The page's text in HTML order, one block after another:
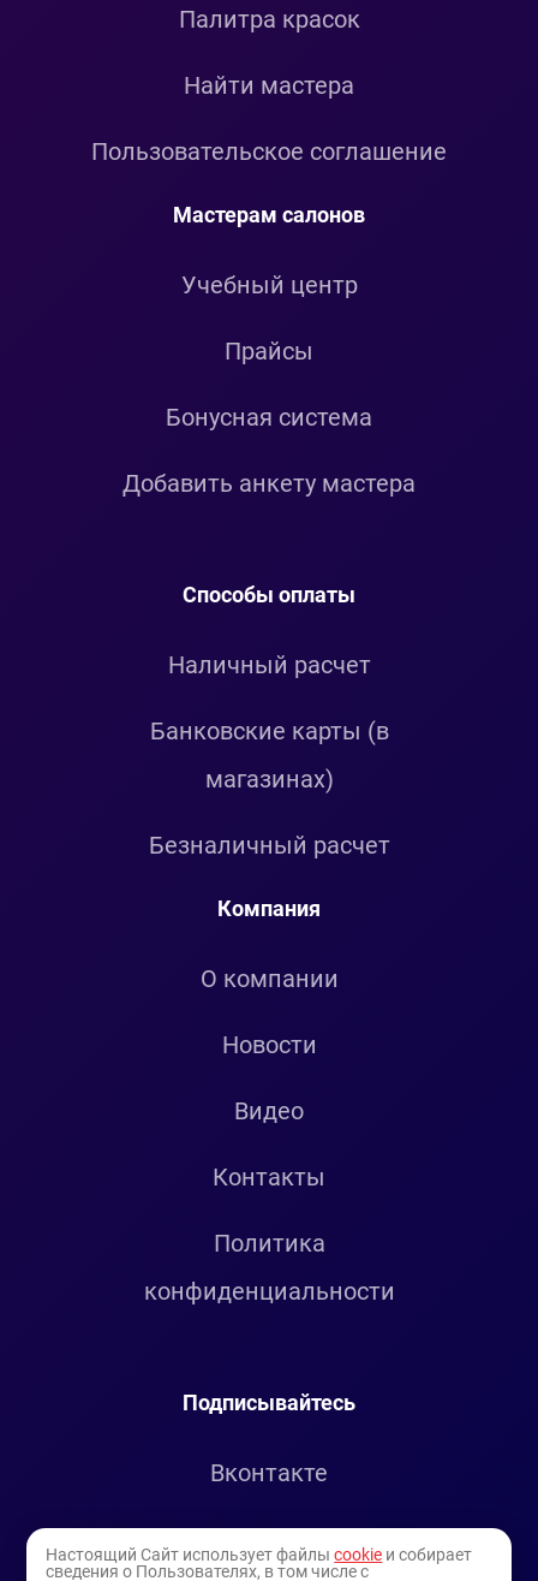
Палитра красок
Найти мастера
Пользовательское соглашение
Мастерам салонов
Учебный центр
Прайсы
Бонусная система
Добавить анкету мастера
Способы оплаты
Наличный расчет
Банковские карты (в
магазинах)
Безналичный расчет
Компания
О компании
Новости
Видео
Контакты
Политика
конфиденциальности
Подписывайтесь
Вконтакте
Настоящий Сайт использует файлыcookie и собирает
сведения о Пользователях, в том числе с